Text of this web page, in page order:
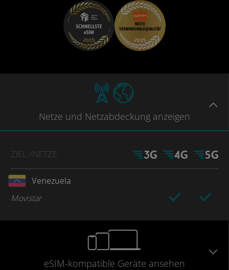
Netze und Netzabdeckung anzeigen
ZIEL /NETZE
Venezuela
Movistar
eSIM-kompatible Geräte ansehen